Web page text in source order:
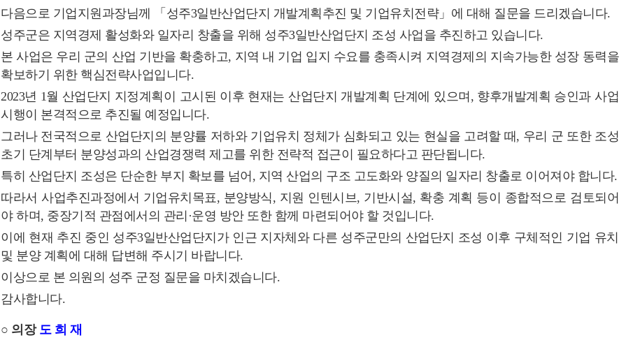
다음으로 기업지원과장님께 「성주3일반산업단지 개발계획추진 및 기업유치전략」에 대해 질문을 드리겠습니다.
성주군은 지역경제 활성화와 일자리 창출을 위해 성주3일반산업단지 조성 사업을 추진하고 있습니다.
본 사업은 우리 군의 산업 기반을 확충하고, 지역 내 기업 입지 수요를 충족시켜 지역경제의 지속가능한 성장 동력을
확보하기 위한 핵심전략사업입니다.
2023년 1월 산업단지 지정계획이 고시된 이후 현재는 산업단지 개발계획 단계에 있으며, 향후개발계획 승인과 사업
시행이 본격적으로 추진될 예정입니다.
그러나 전국적으로 산업단지의 분양률 저하와 기업유치 정체가 심화되고 있는 현실을 고려할 때, 우리 군 또한 조성
초기 단계부터 분양성과의 산업경쟁력 제고를 위한 전략적 접근이 필요하다고 판단됩니다.
특히 산업단지 조성은 단순한 부지 확보를 넘어, 지역 산업의 구조 고도화와 양질의 일자리 창출로 이어져야 합니다.
따라서 사업추진과정에서 기업유치목표, 분양방식, 지원 인텐시브, 기반시설, 확충 계획 등이 종합적으로 검토되어
야 하며, 중장기적 관점에서의 관리·운영 방안 또한 함께 마련되어야 할 것입니다.
이에 현재 추진 중인 성주3일반산업단지가 인근 지자체와 다른 성주군만의 산업단지 조성 이후 구체적인 기업 유치
및 분양 계획에 대해 답변해 주시기 바랍니다.
이상으로 본 의원의 성주 군정 질문을 마치겠습니다.
감사합니다.
○ 의장 도 희 재